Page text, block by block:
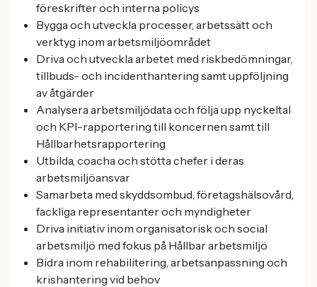
föreskrifter och interna policys
Bygga och utveckla processer, arbetssätt och
verktyg inom arbetsmiljöområdet
Driva och utveckla arbetet med riskbedömningar,
tillbuds- och incidenthantering samt uppföljning
av åtgärder
Analysera arbetsmiljödata och följa upp nyckeltal
och KPI-rapportering till koncernen samt till
Hållbarhetsrapportering
Utbilda, coacha och stötta chefer i deras
arbetsmiljöansvar
Samarbeta med skyddsombud, företagshälsovård,
fackliga representanter och myndigheter
Driva initiativ inom organisatorisk och social
arbetsmiljö med fokus på Hållbar arbetsmiljö
Bidra inom rehabilitering, arbetsanpassning och
krishantering vid behov